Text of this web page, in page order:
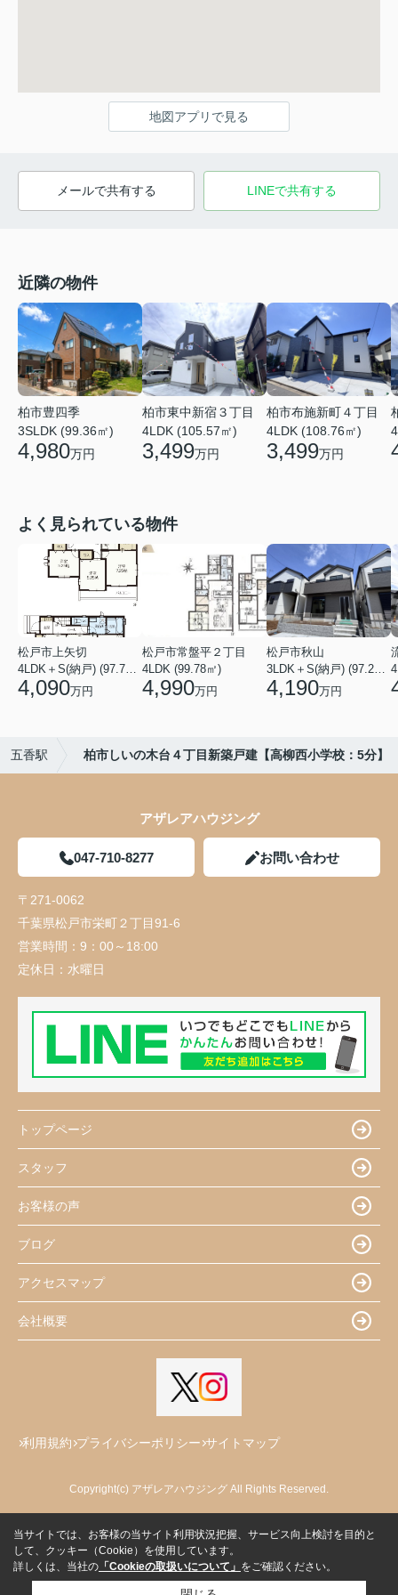
地図アプリで見る
メールで共有する LINEで共有する
近隣の物件
柏市豊四季
3SLDK (99.36㎡)
4,980万円
柏市東中新宿３丁目
4LDK (105.57㎡)
3,499万円
柏市布施新町４丁目
4LDK (108.76㎡)
3,499万円
よく見られている物件
松戸市上矢切
4LDK＋S(納戸) (97.71㎡)
4,090万円
松戸市常盤平２丁目
4LDK (99.78㎡)
4,990万円
松戸市秋山
3LDK＋S(納戸) (97.29㎡)
4,190万円
五香駅 柏市しいの木台４丁目新築戸建【高柳西小学校：5分】
アザレアハウジング
047-710-8277 お問い合わせ
〒271-0062
千葉県松戸市栄町２丁目91-6
営業時間： 9：00～18:00
定休日： 水曜日
トップページ
スタッフ
お客様の声
ブログ
アクセスマップ
会社概要
利用規約 プライバシーポリシー サイトマップ
Copyright(c) アザレアハウジング All Rights Reserved.
当サイトでは、お客様の当サイト利用状況把握、サービス向上検討を目的と
して、クッキー（Cookie）を使用しています。
詳しくは、当社の 「Cookieの取扱いについて」 をご確認ください。